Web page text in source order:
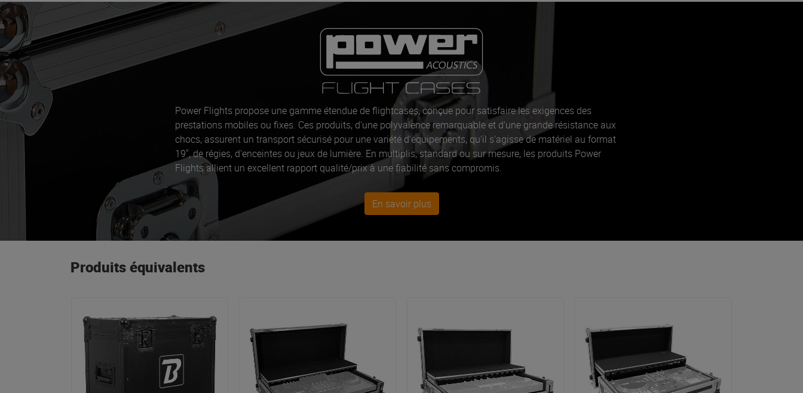
Power Flights propose une gamme étendue de flightcases, conçue pour satisfaire les exigences des
prestations mobiles ou fixes. Ces produits, d'une polyvalence remarquable et d'une grande résistance aux
chocs, assurent un transport sécurisé pour une variété d'équipements, qu'il s'agisse de matériel au format
19", de régies, d'enceintes ou jeux de lumière. En multiplis, standard ou sur mesure, les produits Power
Flights allient un excellent rapport qualité/prix à une fiabilité sans compromis.
En savoir plus
Produits équivalents